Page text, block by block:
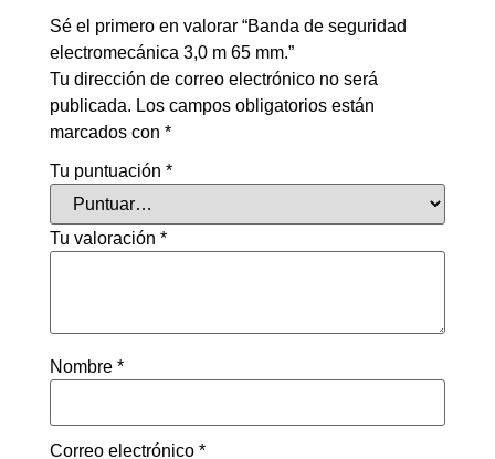
Sé el primero en valorar “Banda de seguridad
electromecánica 3,0 m 65 mm.”
Tu dirección de correo electrónico no será
publicada. Los campos obligatorios están
marcados con *
Tu puntuación *
Tu valoración *
Nombre *
Correo electrónico *